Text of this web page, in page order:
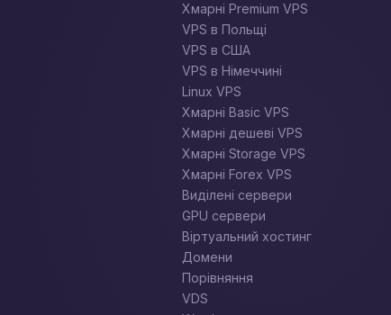
Хмарні Premium VPS
VPS в Польщі
VPS в США
VPS в Німеччині
Linux VPS
Хмарні Basic VPS
Хмарні дешеві VPS
Хмарні Storage VPS
Хмарні Forex VPS
Виділені сервери
GPU сервери
Віртуальний хостинг
Домени
Порівняння
VDS